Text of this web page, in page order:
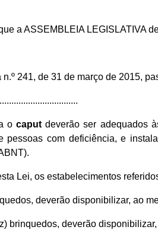
a ASSEMBLEIA LEGISLATIVA
241, de 31 de março de 2015,
o caputdeverão ser adequados
pessoas com deficiência, e
Lei, os estabelecimentos
deverão disponibilizar, ao
brinquedos, deverão